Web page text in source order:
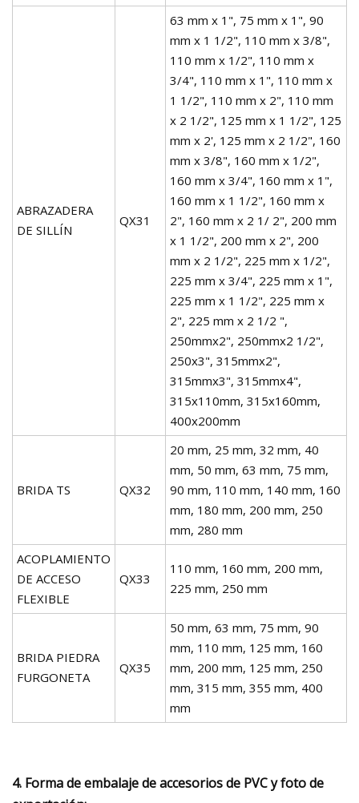
ABRAZADERA
DE SILLÍN
QX31
63 mm x 1", 75 mm x 1", 90
mm x 1 1/2", 110 mm x 3/8",
110 mm x 1/2", 110 mm x
3/4", 110 mm x 1", 110 mm x
1 1/2", 110 mm x 2", 110 mm
x 2 1/2", 125 mm x 1 1/2", 125
mm x 2', 125 mm x 2 1/2", 160
mm x 3/8", 160 mm x 1/2",
160 mm x 3/4", 160 mm x 1",
160 mm x 1 1/2", 160 mm x
2", 160 mm x 2 1/ 2", 200 mm
x 1 1/2", 200 mm x 2", 200
mm x 2 1/2", 225 mm x 1/2",
225 mm x 3/4", 225 mm x 1",
225 mm x 1 1/2", 225 mm x
2", 225 mm x 2 1/2 ",
250mmx2", 250mmx2 1/2",
250x3", 315mmx2",
315mmx3", 315mmx4",
315x110mm, 315x160mm,
400x200mm
BRIDA TS QX32
20 mm, 25 mm, 32 mm, 40
mm, 50 mm, 63 mm, 75 mm,
90 mm, 110 mm, 140 mm, 160
mm, 180 mm, 200 mm, 250
mm, 280 mm
ACOPLAMIENTO
DE ACCESO
FLEXIBLE
QX33
110 mm, 160 mm, 200 mm,
225 mm, 250 mm
BRIDA PIEDRA
FURGONETA
QX35
50 mm, 63 mm, 75 mm, 90
mm, 110 mm, 125 mm, 160
mm, 200 mm, 125 mm, 250
mm, 315 mm, 355 mm, 400
mm
4. Forma de embalaje de accesorios de PVC y foto de